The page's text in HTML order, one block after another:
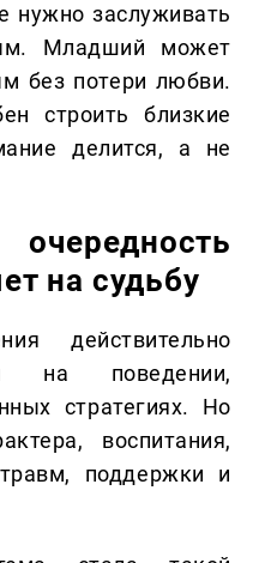
нужно заслуживать
Младший может
без потери любви.
строить близкие
делится, а не
на судьбу
действительно
на поведении,
стратегиях. Но
воспитания,
поддержки и